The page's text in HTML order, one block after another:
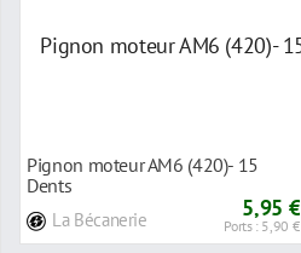
Pignon moteur AM6 (420)- 15
Dents
La Bécanerie 5,95 €
Ports : 5,90 €